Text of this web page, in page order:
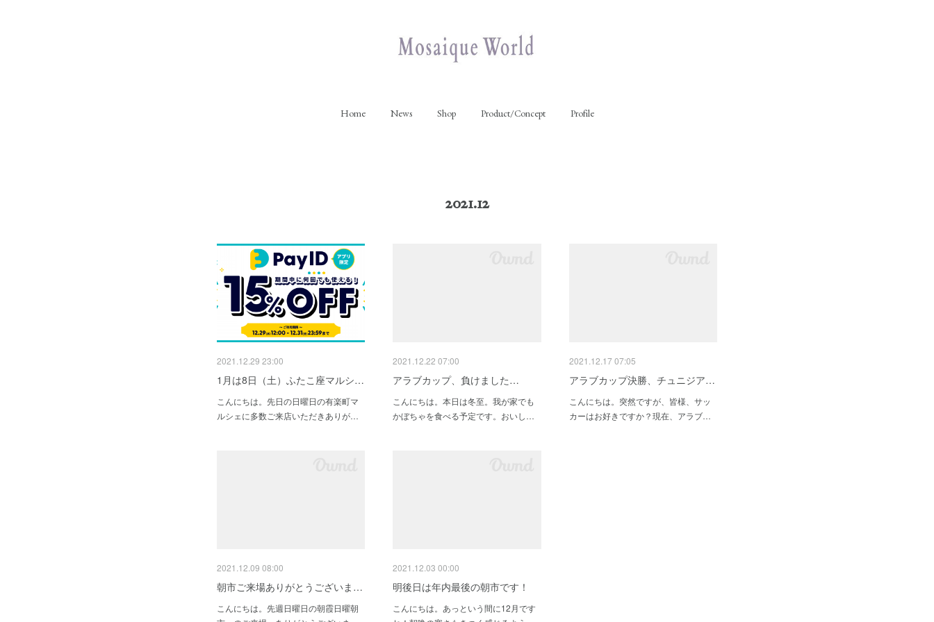
Home News Shop Product/Concept Profile
2021.12
2021.12.29 23:00
1月は8日（土）ふたこ座マルシ…
こんにちは。先日の日曜日の有楽町マ
ルシェに多数ご来店いただきありが…
2021.12.22 07:00
アラブカップ、負けました…
こんにちは。本日は冬至。我が家でも
かぼちゃを食べる予定です。おいし…
2021.12.17 07:05
アラブカップ決勝、チュニジア…
こんにちは。突然ですが、皆様、サッ
カーはお好きですか？現在、アラブ…
2021.12.09 08:00
朝市ご来場ありがとうございま…
こんにちは。先週日曜日の朝霞日曜朝
2021.12.03 00:00
明後日は年内最後の朝市です！
こんにちは。あっという間に12月です